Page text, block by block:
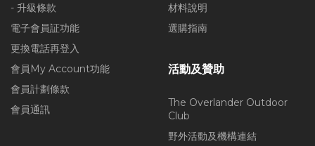
- 升級條款
電子會員証功能
更換電話再登入
會員My Account功能
會員計劃條款
會員通訊
材料說明
選購指南
活動及贊助
The Overlander Outdoor
Club
野外活動及機構連結